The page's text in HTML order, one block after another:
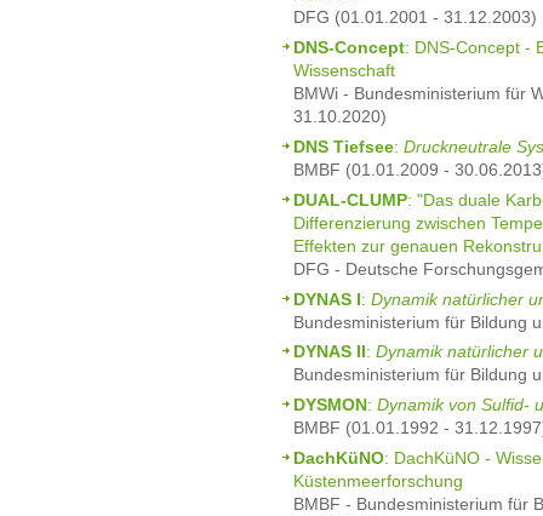
DFG (01.01.2001 - 31.12.2003)
DNS-Concept: DNS-Concept -
Wissenschaft
BMWi - Bundesministerium für
31.10.2020)
DNS Tiefsee: Druckneutrale
BMBF (01.01.2009 -
DUAL-CLUMP: "Das duale
Differenzierung zwischen
Effekten zur genauen
DFG - Deutsche
DYNAS I: Dynamik natürlicher
Bundesministerium für Bildung
DYNAS II: Dynamik natürlicher
Bundesministerium für Bildung
DYSMON: Dynamik von Sulfid-
BMBF (01.01.1992 -
DachKüNO: DachKüNO -
Küstenmeerforschung
BMBF - Bundesministerium für